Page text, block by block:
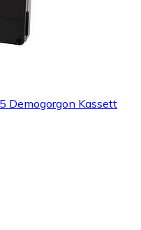
Demogorgon Kassett